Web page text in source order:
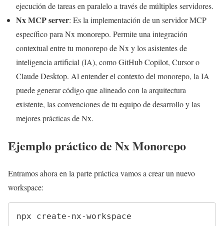
ejecución de tareas en paralelo a través de múltiples servidores.
Nx MCP server: Es la implementación de un servidor MCP
específico para Nx monorepo. Permite una integración
contextual entre tu monorepo de Nx y los asistentes de
inteligencia artificial (IA), como GitHub Copilot, Cursor o
Claude Desktop. Al entender el contexto del monorepo, la IA
puede generar código que alineado con la arquitectura
existente, las convenciones de tu equipo de desarrollo y las
mejores prácticas de Nx.
Ejemplo práctico de Nx Monorepo
Entramos ahora en la parte práctica vamos a crear un nuevo
workspace:
npx create-nx-workspace